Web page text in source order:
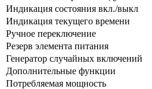
Индикация состояния вкл./выкл
Индикация текущего времени
Ручное переключение
Резерв элемента питания
Генератор случайных включений
Дополнительные функции
Потребляемая мощность